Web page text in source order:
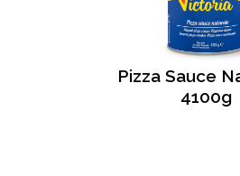
Pizza Sauce
4100g